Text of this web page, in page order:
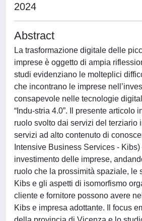
2024
Abstract
La trasformazione digitale delle
imprese è oggetto di ampia
studi evidenziano le molteplici
che incontrano le imprese
consapevole nelle tecnologie
“Indu-stria 4.0”. Il presente articolo
ruolo svolto dai servizi del terziario
servizi ad alto contenuto di
Intensive Business Services -
investimento delle imprese,
ruolo che la prossimità spaziale, le
Kibs e gli aspetti di isomorfismo
cliente e fornitore possono avere
Kibs e impresa adottante. Il focus